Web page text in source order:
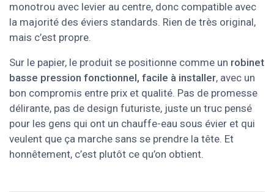
monotrou avec levier au centre, donc compatible avec
la majorité des éviers standards. Rien de très original,
mais c’est propre.
Sur le papier, le produit se positionne comme un robinet
basse pression fonctionnel, facile à installer, avec un
bon compromis entre prix et qualité. Pas de promesse
délirante, pas de design futuriste, juste un truc pensé
pour les gens qui ont un chauffe-eau sous évier et qui
veulent que ça marche sans se prendre la tête. Et
honnêtement, c’est plutôt ce qu’on obtient.